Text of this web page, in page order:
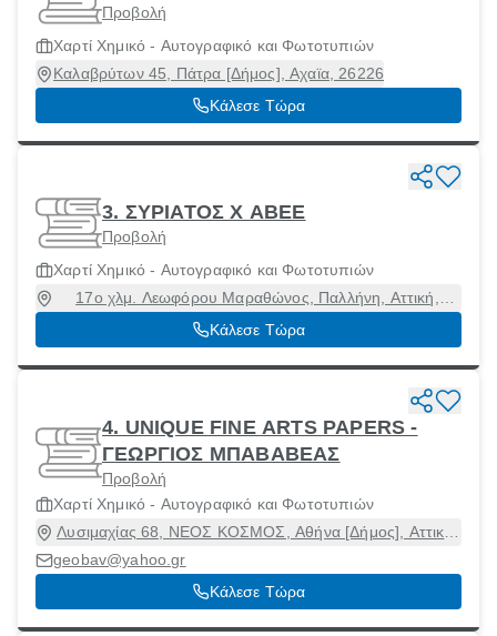
Προβολή
Χαρτί Χημικό - Αυτογραφικό και Φωτοτυπιών
Καλαβρύτων 45, Πάτρα [Δήμος], Αχαϊα, 26226
Κάλεσε Τώρα
3. ΣΥΡΙΑΤΟΣ Χ ΑΒΕΕ
Προβολή
Χαρτί Χημικό - Αυτογραφικό και Φωτοτυπιών
17ο χλμ. Λεωφόρου Μαραθώνος, Παλλήνη, Αττική,
15351
Κάλεσε Τώρα
4. UNIQUE FINE ARTS PAPERS -
ΓΕΩΡΓΙΟΣ ΜΠΑΒΑΒΕΑΣ
Προβολή
Χαρτί Χημικό - Αυτογραφικό και Φωτοτυπιών
Λυσιμαχίας 68, ΝΕΟΣ ΚΟΣΜΟΣ, Αθήνα [Δήμος], Αττική,
geobav@yahoo.gr
Κάλεσε Τώρα